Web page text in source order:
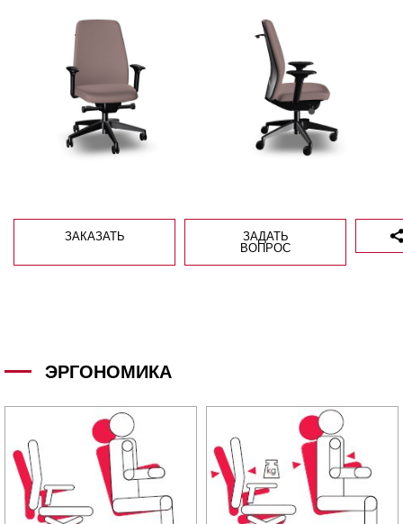
ЗАКАЗАТЬ
ЗАДАТЬ
ВОПРОС
ЭРГОНОМИКА